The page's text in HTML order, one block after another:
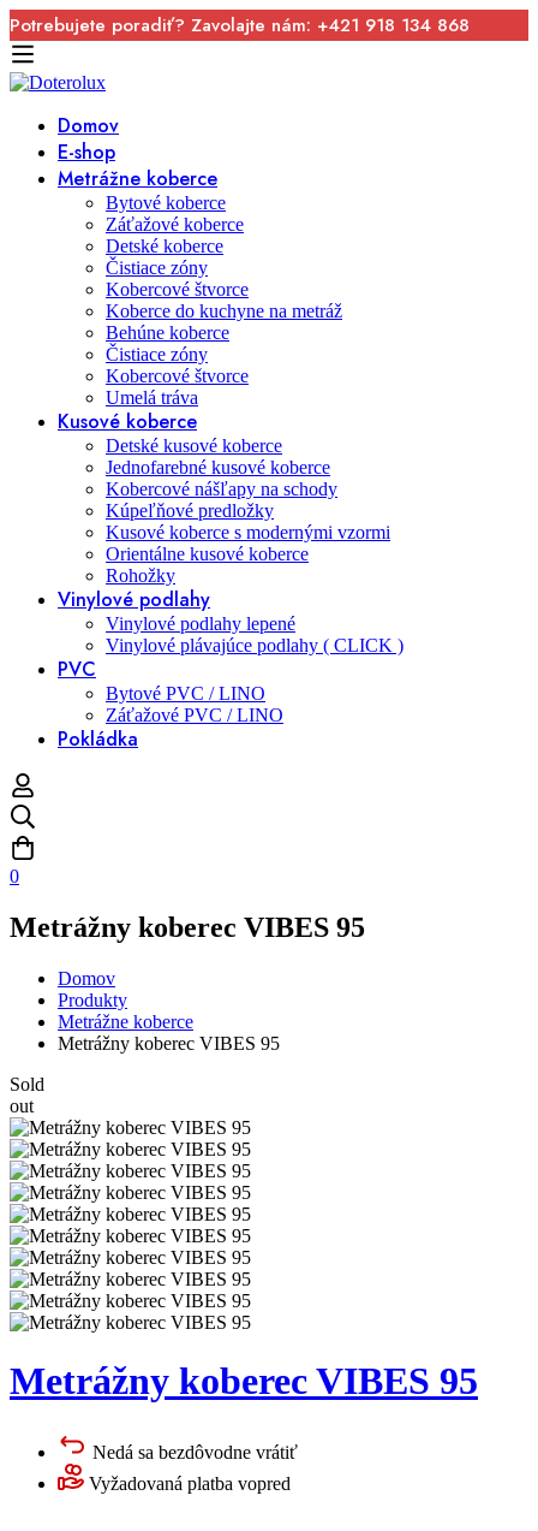
Potrebujete poradiť? Zavolajte nám: +421 918 134 868
Domov
E-shop
Metrážne koberce
Bytové koberce
Záťažové koberce
Detské koberce
Čistiace zóny
Kobercové štvorce
Koberce do kuchyne na metráž
Behúne koberce
Čistiace zóny
Kobercové štvorce
Umelá tráva
Kusové koberce
Detské kusové koberce
Jednofarebné kusové koberce
Kobercové nášľapy na schody
Kúpeľňové predložky
Kusové koberce s modernými vzormi
Orientálne kusové koberce
Rohožky
Vinylové podlahy
Vinylové podlahy lepené
Vinylové plávajúce podlahy ( CLICK )
PVC
Bytové PVC / LINO
Záťažové PVC / LINO
Pokládka
0
Metrážny koberec VIBES 95
Domov
Produkty
Metrážne koberce
Metrážny koberec VIBES 95
Sold
out
Metrážny koberec VIBES 95
Nedá sa bezdôvodne vrátiť
Vyžadovaná platba vopred